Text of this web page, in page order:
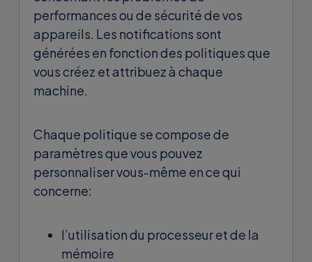
performances ou de sécurité de vos
appareils. Les notifications sont
générées en fonction des politiques que
vous créez et attribuez à chaque
machine
Chaque politique se compose de
paramètres que vous pouvez
personnaliser vous-même en ce qui
concerne:
l’utilisation du processeur et de la
mémoire